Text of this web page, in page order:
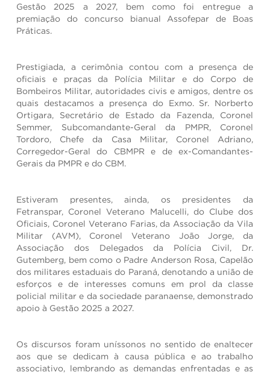
Gestão 2025 a 2027, bem como foi entregue a
premiação do concurso bianual Assofepar de Boas
Práticas.
Prestigiada, a cerimônia contou com a presença de
oficiais e praças da Polícia Militar e do Corpo de
Bombeiros Militar, autoridades civis e amigos, dentre os
quais destacamos a presença do Exmo. Sr. Norberto
Ortigara, Secretário de Estado da Fazenda, Coronel
Semmer, Subcomandante-Geral da PMPR, Coronel
Tordoro, Chefe da Casa Militar, Coronel Adriano,
Corregedor-Geral do CBMPR e de ex-Comandantes-
Gerais da PMPR e do CBM.
Estiveram presentes, ainda, os presidentes da
Fetranspar, Coronel Veterano Malucelli, do Clube dos
Oficiais, Coronel Veterano Farias, da Associação da Vila
Militar (AVM), Coronel Veterano João Jorge, da
Associação dos Delegados da Polícia Civil, Dr.
Gutemberg, bem como o Padre Anderson Rosa, Capelão
dos militares estaduais do Paraná, denotando a união de
esforços e de interesses comuns em prol da classe
policial militar e da sociedade paranaense, demonstrado
apoio à Gestão 2025 a 2027.
Os discursos foram uníssonos no sentido de enaltecer
aos que se dedicam à causa pública e ao trabalho
associativo, lembrando as demandas enfrentadas e as